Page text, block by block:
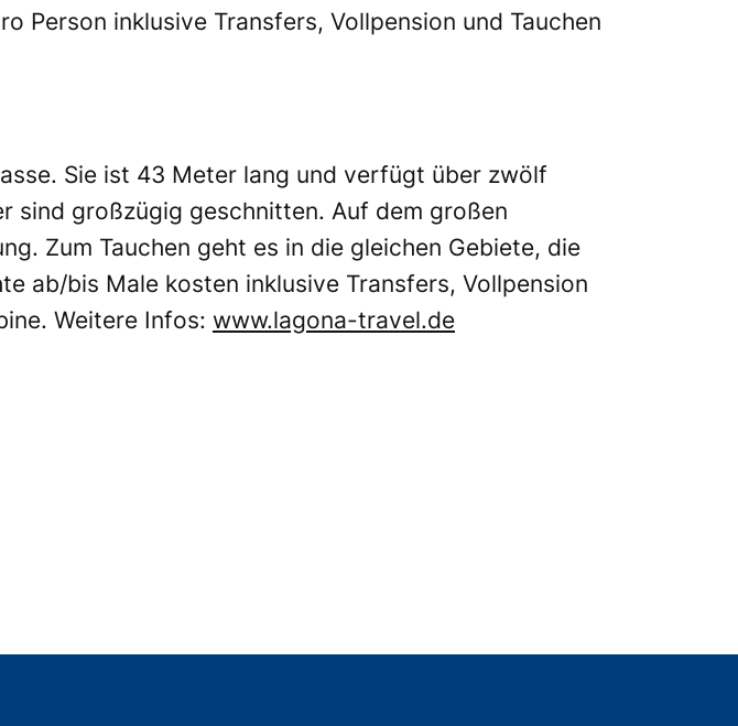
Person inklusive Transfers, Vollpension und Tauchen
Sie ist 43 Meter lang und verfügt über zwölf
sind großzügig geschnitten. Auf dem großen
Zum Tauchen geht es in die gleichen Gebiete, die
ab/bis Male kosten inklusive Transfers, Vollpension
Weitere Infos: www.lagona-travel.de